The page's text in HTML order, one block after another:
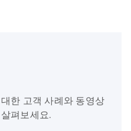
한 고객 사례와 동영상
펴보세요.